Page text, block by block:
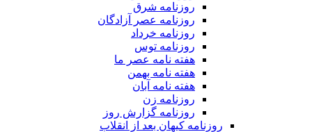
روزنامه شرق
روزنامه عصر آزادگان
روزنامه خرداد
روزنامه توس
هفته نامه عصر ما
هفته نامه بهمن
هفته نامه آبان
روزنامه زن
روزنامه گزارش روز
روزنامه کیهان بعد از انقلاب